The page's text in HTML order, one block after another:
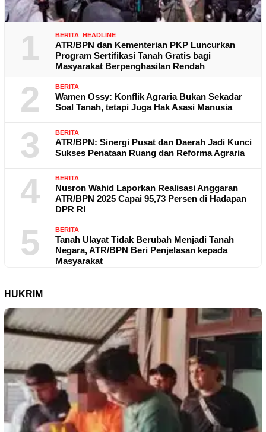
1 BERITA, HEADLINE
ATR/BPN dan Kementerian PKP Luncurkan
Program Sertifikasi Tanah Gratis bagi
Masyarakat Berpenghasilan Rendah
2 BERITA
Wamen Ossy: Konflik Agraria Bukan Sekadar
Soal Tanah, tetapi Juga Hak Asasi Manusia
3 BERITA
ATR/BPN: Sinergi Pusat dan Daerah Jadi Kunci
Sukses Penataan Ruang dan Reforma Agraria
4 BERITA
Nusron Wahid Laporkan Realisasi Anggaran
ATR/BPN 2025 Capai 95,73 Persen di Hadapan
DPR RI
5 BERITA
Tanah Ulayat Tidak Berubah Menjadi Tanah
Negara, ATR/BPN Beri Penjelasan kepada
Masyarakat
HUKRIM